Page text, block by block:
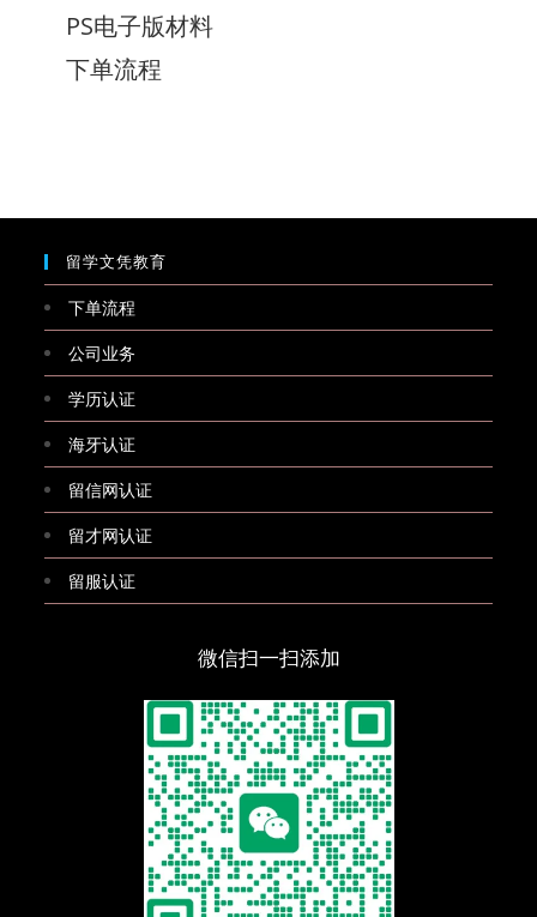
PS电子版材料
下单流程
留学文凭教育
下单流程
公司业务
学历认证
海牙认证
留信网认证
留才网认证
留服认证
微信扫一扫添加